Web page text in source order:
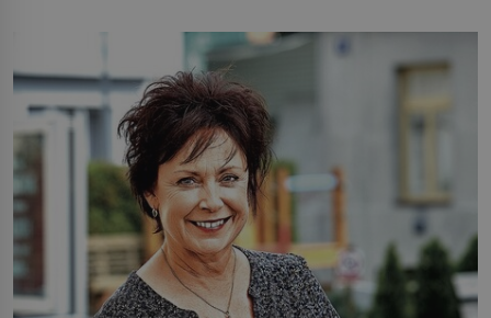
Jsme spolu moc rádi Tehdy byla jiná doba, když